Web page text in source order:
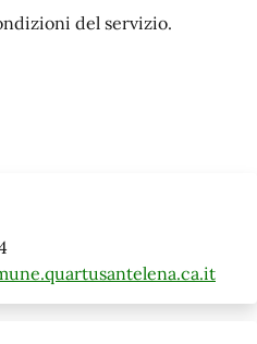
del servizio.